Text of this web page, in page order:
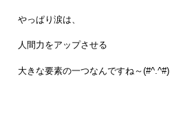
やっぱり涙は、
人間力をアップさせる
大きな要素の一つなんですね～(#^.^#)